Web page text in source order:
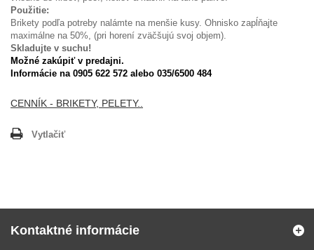
Použitie:
Brikety podľa potreby nalámte na menšie kusy. Ohnisko zapĺňajte
maximálne na 50%, (pri horení zväčšujú svoj objem).
Skladujte v suchu!
Možné zakúpiť v predajni.
Informácie na 0905 622 572 alebo 035/6500 484
CENNÍK - BRIKETY, PELETY..
Vytlačiť
Kontaktné informácie